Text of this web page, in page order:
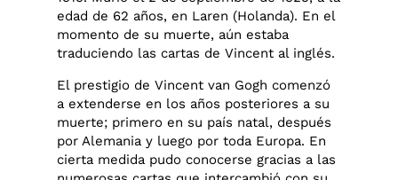
edad de 62 años, en Laren (Holanda). En el
momento de su muerte, aún estaba
traduciendo las cartas de Vincent al inglés.
El prestigio de Vincent van Gogh comenzó
a extenderse en los años posteriores a su
muerte; primero en su país natal, después
por Alemania y luego por toda Europa. En
cierta medida pudo conocerse gracias a las